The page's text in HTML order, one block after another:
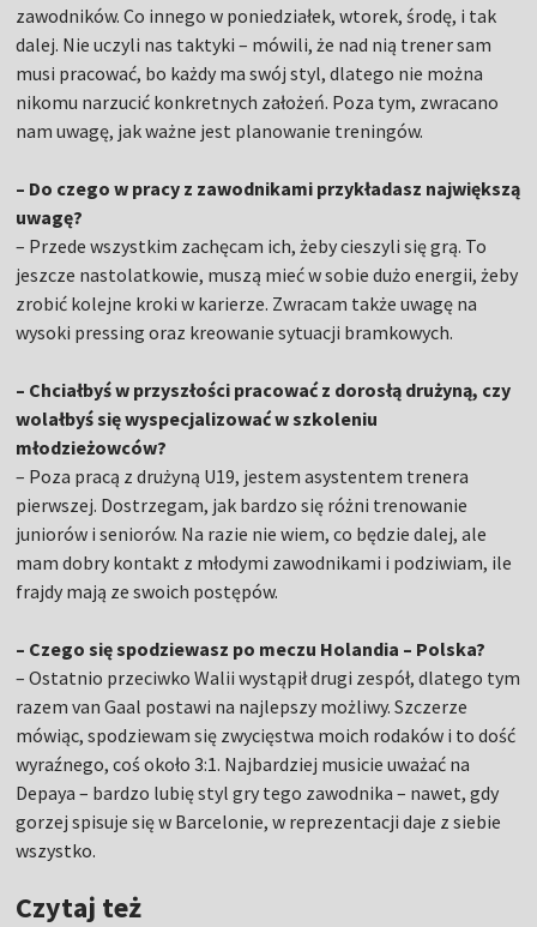
zawodników. Co innego w poniedziałek, wtorek, środę, i tak
dalej. Nie uczyli nas taktyki – mówili, że nad nią trener sam
musi pracować, bo każdy ma swój styl, dlatego nie można
nikomu narzucić konkretnych założeń. Poza tym, zwracano
nam uwagę, jak ważne jest planowanie treningów.
– Do czego w pracy z zawodnikami przykładasz największą
uwagę?
– Przede wszystkim zachęcam ich, żeby cieszyli się grą. To
jeszcze nastolatkowie, muszą mieć w sobie dużo energii, żeby
zrobić kolejne kroki w karierze. Zwracam także uwagę na
wysoki pressing oraz kreowanie sytuacji bramkowych.
– Chciałbyś w przyszłości pracować z dorosłą drużyną, czy
wolałbyś się wyspecjalizować w szkoleniu
młodzieżowców?
– Poza pracą z drużyną U19, jestem asystentem trenera
pierwszej. Dostrzegam, jak bardzo się różni trenowanie
juniorów i seniorów. Na razie nie wiem, co będzie dalej, ale
mam dobry kontakt z młodymi zawodnikami i podziwiam, ile
frajdy mają ze swoich postępów.
– Czego się spodziewasz po meczu Holandia – Polska?
– Ostatnio przeciwko Walii wystąpił drugi zespół, dlatego tym
razem van Gaal postawi na najlepszy możliwy. Szczerze
mówiąc, spodziewam się zwycięstwa moich rodaków i to dość
wyraźnego, coś około 3:1. Najbardziej musicie uważać na
Depaya – bardzo lubię styl gry tego zawodnika – nawet, gdy
gorzej spisuje się w Barcelonie, w reprezentacji daje z siebie
wszystko.
Czytaj też